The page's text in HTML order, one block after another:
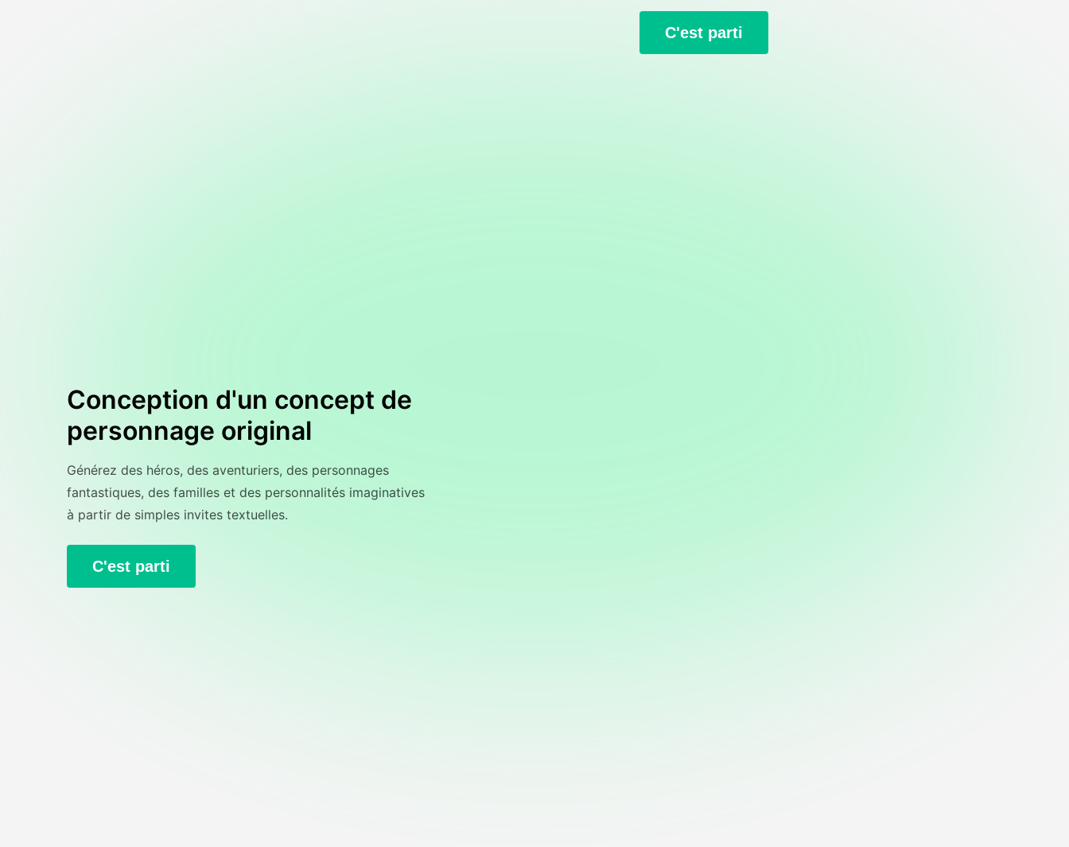
C'est parti
Conception d'un concept de
personnage original
Générez des héros, des aventuriers, des personnages
fantastiques, des familles et des personnalités imaginatives
à partir de simples invites textuelles.
C'est parti